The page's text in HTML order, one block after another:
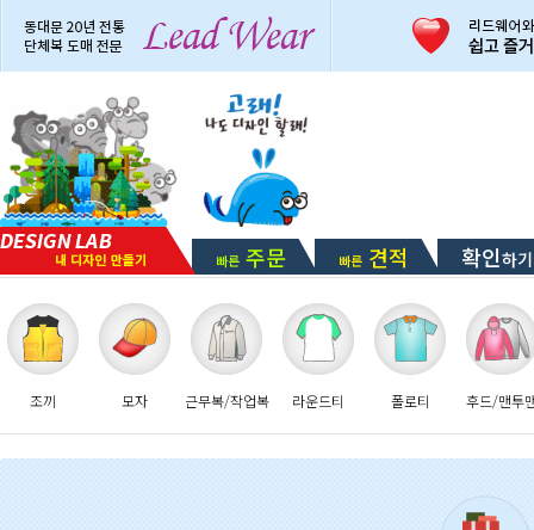
빠른 주문 빠른 견적 확인하기
조끼 모자 근무복/작업복 라운드티 폴로티 후드/맨투